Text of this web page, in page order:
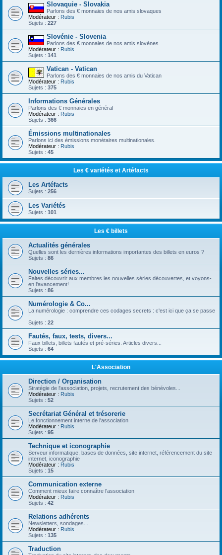
Slovaquie - Slovakia
Parlons des € monnaies de nos amis slovaques
Modérateur : Rubis
Sujets : 227
Slovénie - Slovenia
Parlons des € monnaies de nos amis slovènes
Modérateur : Rubis
Sujets : 141
Vatican - Vatican
Parlons des € monnaies de nos amis du Vatican
Modérateur : Rubis
Sujets : 375
Informations Générales
Parlons des € monnaies en général
Modérateur : Rubis
Sujets : 366
Émissions multinationales
Parlons ici des émissions monétaires multinationales.
Modérateur : Rubis
Sujets : 45
Les € variétés et Artéfacts
Les Artéfacts
Sujets : 256
Les Variétés
Sujets : 101
Les € billets
Actualités générales
Quelles sont les dernières informations importantes des billets en euros ?
Sujets : 86
Nouvelles séries...
Faites découvrir aux membres les nouvelles séries découvertes, et voyons-
en l'avancement!
Sujets : 86
Numérologie & Co...
La numérologie : comprendre ces codages secrets : c'est ici que ça se passe
!
Sujets : 22
Fautés, faux, tests, divers...
Faux billets, billets fautés et pré-séries. Articles divers...
Sujets : 64
L'Association
Direction / Organisation
Stratégie de l'association, projets, recrutement des bénévoles...
Modérateur : Rubis
Sujets : 52
Secrétariat Général et trésorerie
Le fonctionnement interne de l'association
Modérateur : Rubis
Sujets : 95
Technique et iconographie
Serveur informatique, bases de données, site internet, référencement du site
internet, iconographie
Modérateur : Rubis
Sujets : 15
Communication externe
Comment mieux faire connaître l'association
Modérateur : Rubis
Sujets : 42
Relations adhérents
Newsletters, sondages...
Modérateur : Rubis
Sujets : 135
Traduction